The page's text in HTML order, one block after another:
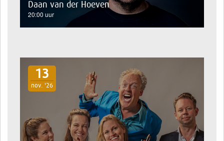
Daan van der Hoeven
20:00 uur
13
nov. '26